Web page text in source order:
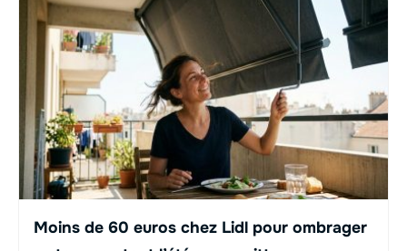
Moins de 60 euros chez Lidl pour ombrager